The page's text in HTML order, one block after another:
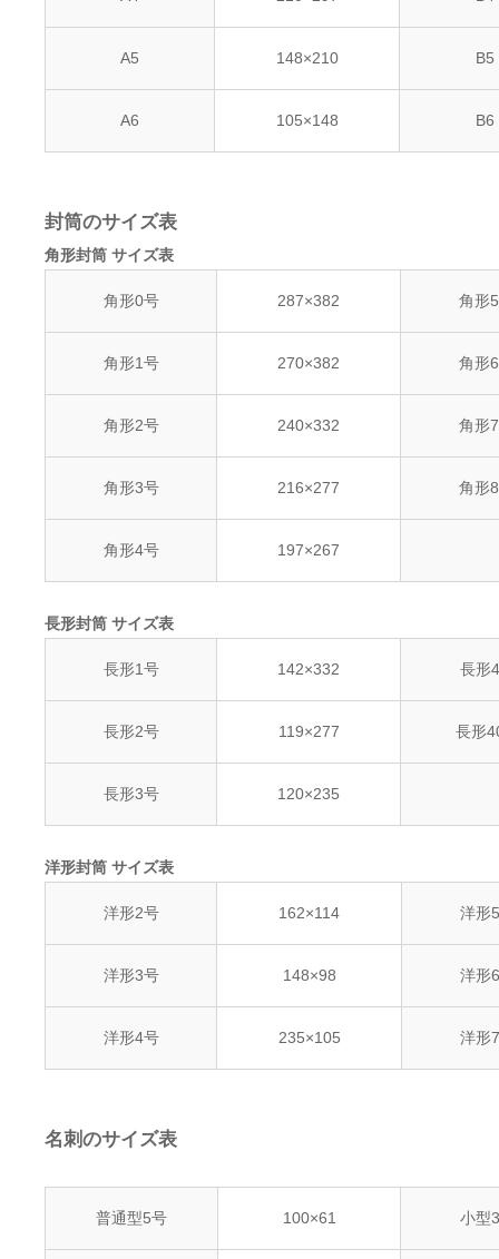
A5 148×210 B5
A6 105×148 B6
封筒のサイズ表
角形封筒 サイズ表
角形0号 287×382 角形
角形1号 270×382 角形
角形2号 240×332 角形
角形3号 216×277 角形
角形4号 197×267
長形封筒 サイズ表
長形1号 142×332 長形
長形2号 119×277 長形
長形3号 120×235
洋形封筒 サイズ表
洋形2号 162×114 洋形
洋形3号 148×98 洋形
洋形4号 235×105 洋形
名刺のサイズ表
普通型5号 100×61 小型